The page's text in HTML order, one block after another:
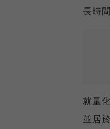
長時
就量
並居